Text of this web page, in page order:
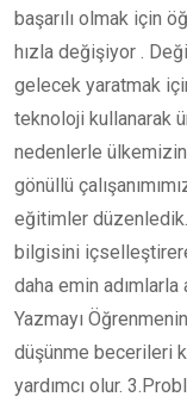
başarılı olmak için
hızla değişiyor .
gelecek yaratmak
teknoloji kullanarak
nedenlerle
gönüllü
eğitimler
bilgisini
daha emin
Yazmayı
düşünme becerileri
yardımcı olur.